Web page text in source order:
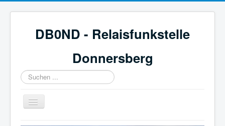
DB0ND - Relaisfunkstelle
Donnersberg
Suchen
...
Navigation
an/aus